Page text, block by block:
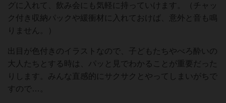
グに入れて、飲み会にも気軽に持っていけます。（チャッ
ク付き収納パックや緩衝材に入れておけば、意外と音も鳴
りません。）
出目が色付きのイラストなので、子どもたちやべろ酔いの
大人たちとする時は、パッと見でわかることが重要だった
りします。みんな直感的にサクサクとやってしまいがちで
すので…。